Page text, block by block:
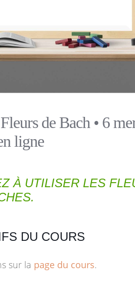
de Bach • 6
ligne
À UTILISER LES
DU COURS
sur la page du cours.